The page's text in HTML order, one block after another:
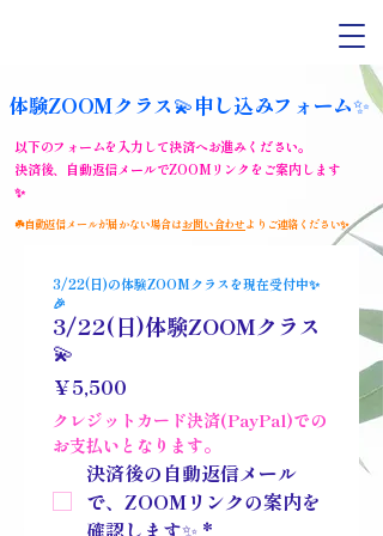
体験ZOOMクラス💫申し込みフォーム✨
​以下のフォームを入力して決済へお進みください。
​決済後、自動返信メールでZOOMリンクをご案内します
✨
☘️自動返信メールが届かない場合はお問い合わせよりご連絡ください✨
3/22(日)の体験ZOOMクラスを現在受付中✨
🎉
3/22(日)体験ZOOMクラス
💫
￥5,500
クレジットカード決済(PayPal)での
お支払いとなります。
決済後の自動返信メール
で、ZOOMリンクの案内を
確認します✨ *